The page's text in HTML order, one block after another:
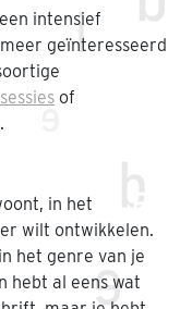
intensief
geïnteresseerd
of
in het
wilt ontwikkelen.
het genre van je
hebt al eens wat